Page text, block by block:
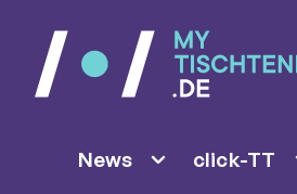
News click-TT